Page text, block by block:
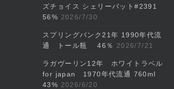
ズチョイス シェリーバット#2391
56% 2026/7/30
スプリングバンク21年 1990年代流
通 トール瓶 46％
2026/7/21
ラガヴーリン12年 ホワイトラベル
for japan 1970年代流通 760ml
43% 2026/6/20